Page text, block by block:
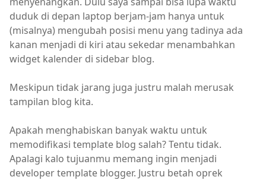
duduk di depan laptop berjam-jam hanya untuk
(misalnya) mengubah posisi menu yang tadinya ada
kanan menjadi di kiri atau sekedar menambahkan
widget kalender di sidebar blog.
Meskipun tidak jarang juga justru malah merusak
tampilan blog kita.
Apakah menghabiskan banyak waktu untuk
memodifikasi template blog salah? Tentu tidak.
Apalagi kalo tujuanmu memang ingin menjadi
developer template blogger. Justru betah oprek